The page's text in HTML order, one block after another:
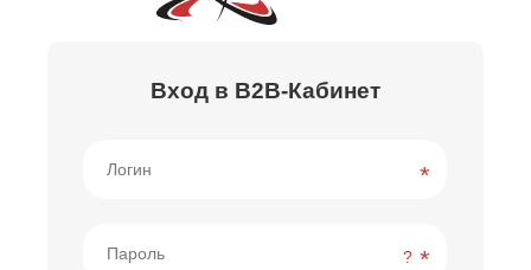
Вход в B2B-Кабинет
?